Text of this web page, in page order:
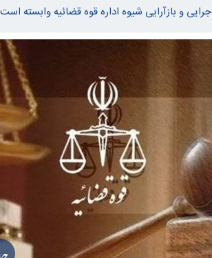
و بازآرایی شیوه اداره قوه قضائیه وابسته